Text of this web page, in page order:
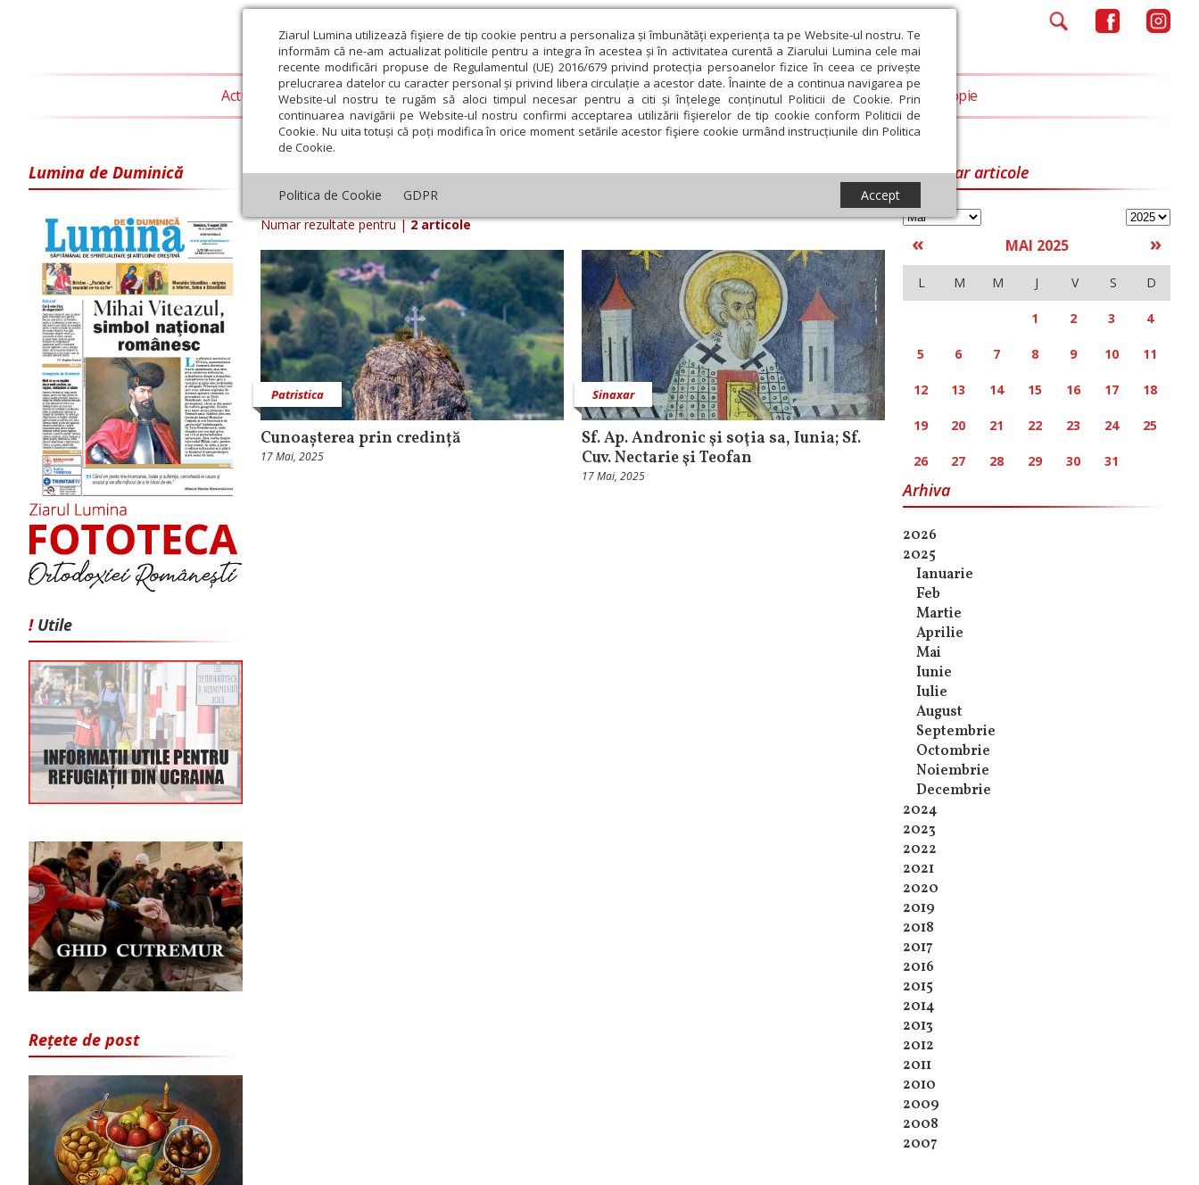
Ziarul Lumina utilizează fişiere de tip cookie pentru a personaliza și îmbunătăți experiența ta pe Website-ul nostru. Te
informăm că ne-am actualizat politicile pentru a integra în acestea și în activitatea curentă a Ziarului Lumina cele mai
recente modificări propuse de Regulamentul (UE) 2016/679 privind protecția persoanelor fizice în ceea ce privește
prelucrarea datelor cu caracter personal și privind libera circulație a acestor date. Înainte de a continua navigarea pe
Website-ul nostru te rugăm să aloci timpul necesar pentru a citi și înțelege conținutul Politicii de Cookie. Prin
continuarea navigării pe Website-ul nostru confirmi acceptarea utilizării fişierelor de tip cookie conform Politicii de
Cookie. Nu uita totuși că poți modifica în orice moment setările acestor fişiere cookie urmând instrucțiunile din Politica
de Cookie.
Politica de Cookie GDPR Accept
Actualitate religioasă Teologie și spiritualitate Educaţie și Cultură Societate Opinii Filantropie
Lumina de Duminică
! Utile
Rețete de post
Arhiva ziar Ziarul Lumina din 17 Mai 2025
Numar rezultate pentru|2 articole
Patristica
Cunoașterea prin credință
17 Mai, 2025
Sinaxar
Sf. Ap. Andronic şi soţia sa, Iunia; Sf.
Cuv. Nectarie şi Teofan
17 Mai, 2025
Calendar articole
« »
MAI 2025
L M M J V S D
1 2 3 4
5 6 7 8 9 10 11
12 13 14 15 16 17 18
19 20 21 22 23 24 25
26 27 28 29 30 31
Arhiva
2026
2025
Ianuarie
Feb
Martie
Aprilie
Mai
Iunie
Iulie
August
Septembrie
Octombrie
Noiembrie
Decembrie
2024
2023
2022
2021
2020
2019
2018
2017
2016
2015
2014
2013
2012
2011
2010
2009
2008
2007